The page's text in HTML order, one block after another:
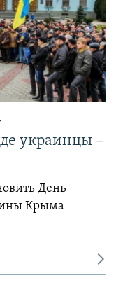
украинцы –
День
Крыма